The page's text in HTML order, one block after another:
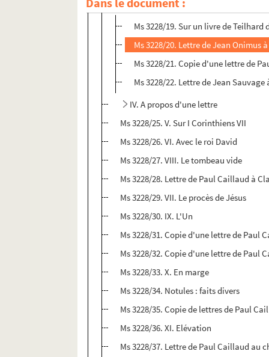
III. Sur un livre de Teilhard de Chardin
Ms 3228/19. Sur un livre de Teilhard
Ms 3228/20. Lettre de Jean Onimus
Ms 3228/21. Copie d'une lettre de
Ms 3228/22. Lettre de Jean
IV. A propos d'une lettre
Ms 3228/25. V. Sur I Corinthiens VII
Ms 3228/26. VI. Avec le roi David
Ms 3228/27. VIII. Le tombeau vide
Ms 3228/28. Lettre de Paul Caillaud à
Ms 3228/29. VII. Le procès de Jésus
Ms 3228/30. IX. L'Un
Ms 3228/31. Copie d'une lettre de Paul
Ms 3228/32. Copie d'une lettre de Paul
Ms 3228/33. X. En marge
Ms 3228/34. Notules : faits divers
Ms 3228/35. Copie de lettres de Paul
Ms 3228/36. XI. Elévation
Ms 3228/37. Lettre de Paul Caillaud